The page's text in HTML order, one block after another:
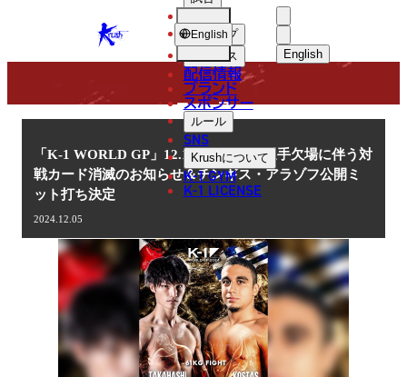
KRUSH English
한국어
中文（简体
ショップ
ニュース
配信情報
ブランド
スポンサー
ルール
SNS
Krushについて
K-1 GYM
K-1 LICENSE
English
NEWS
ニュース
「K-1 WORLD GP」12.14(土)代々木 選手欠場に伴う対
戦カード消滅のお知らせ＆チンギス・アラゾフ公開ミ
ット打ち決定
2024.12.05